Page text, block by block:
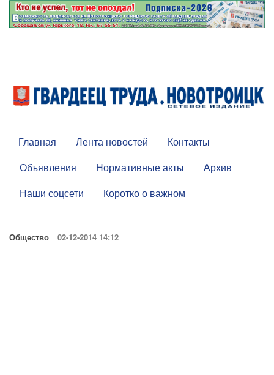
Главная Лента новостей
Контакты
Объявления
Нормативные акты
Архив
Наши соцсети
Коротко о важном
Общество 02-12-2014 14:12